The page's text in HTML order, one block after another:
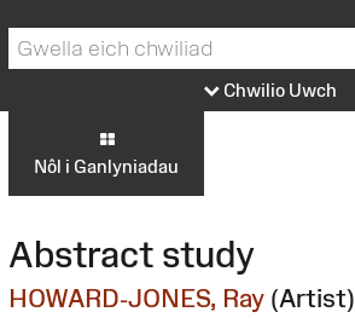
Chwilio Uwch
Nôl i Ganlyniadau
Abstract study
HOWARD-JONES, Ray (Artist)